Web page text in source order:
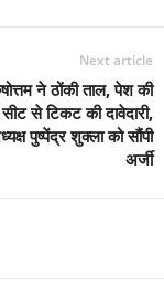
Next article
ने ठोंकी ताल, पेश की
से टिकट की दावेदारी,
पुष्पेंद्र शुक्ला को सौंपी
अर्जी